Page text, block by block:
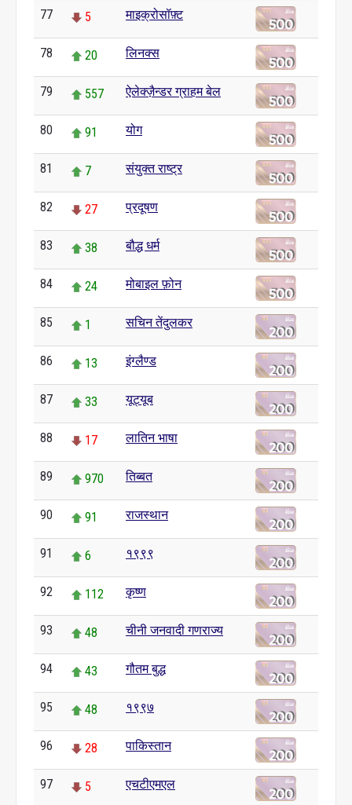
77 5 माइक्रोसॉफ़्ट
78 20 लिनक्स
79 557 ऐलेक्ज़ैन्डर ग्राहम बेल
80 91 योग
81 7 संयुक्त राष्ट्र
82 27 प्रदूषण
83 38 बौद्ध धर्म
84 24 मोबाइल फ़ोन
85 1 सचिन तेंदुलकर
86 13 इंग्लैण्ड
87 33 यूट्यूब
88 17 लातिन भाषा
89 970 तिब्बत
90 91 राजस्थान
91 6 १९९९
92 112 कृष्ण
93 48 चीनी जनवादी गणराज्य
94 43 गौतम बुद्ध
95 48 १९९७
96 28 पाकिस्तान
97 5 एचटीएमएल